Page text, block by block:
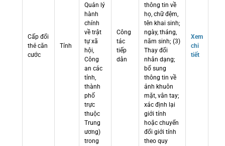
Cấp đổi
thẻ căn
cước
Tỉnh
Quản lý
hành
chính
về trật
tự xã
hội,
Công
an các
tỉnh,
thành
phố
trực
thuộc
Trung
ương)
trong
Công
tác
tiếp
dân
thông tin về
họ, chữ đệm,
tên khai sinh;
ngày, tháng,
năm sinh; (3)
Thay đổi
nhân dạng;
bổ sung
thông tin về
ảnh khuôn
mặt, vân tay;
xác định lại
giới tính
hoặc chuyển
đổi giới tính
theo quy
Xem
chi
tiết